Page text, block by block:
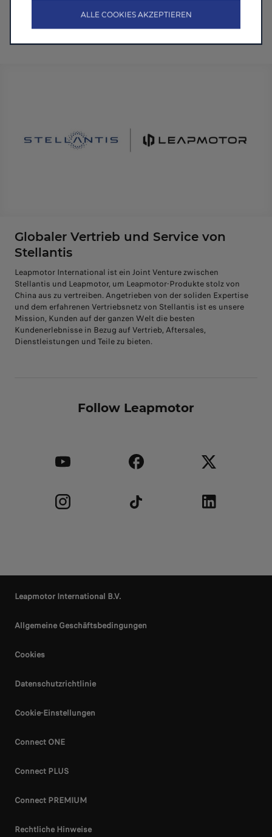
Mit Leapmotor ist elektrisches Fahren nicht nur eine intelligente
Entscheidung, sondern auch ein Lebensstil.
Globaler Vertrieb und Service von
Stellantis
Leapmotor International ist ein Joint Venture zwischen
Stellantis und Leapmotor, um Leapmotor-Produkte stolz von
China aus zu vertreiben. Angetrieben von der soliden Expertise
und dem erfahrenen Vertriebsnetz von Stellantis ist es unsere
Mission, Kunden auf der ganzen Welt die besten
Kundenerlebnisse in Bezug auf Vertrieb, Aftersales,
Dienstleistungen und Teile zu bieten.
Follow Leapmotor
Leapmotor International B.V.
Allgemeine Geschäftsbedingungen
Cookies
Datenschutzrichtlinie
Cookie-Einstellungen
Connect ONE
Connect PLUS
Connect PREMIUM
Rechtliche Hinweise
ALLE COOKIES AKZEPTIEREN